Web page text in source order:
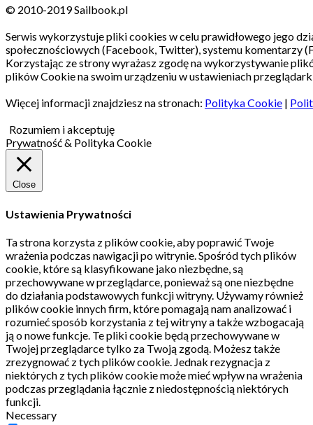
© 2010-2019 Sailbook.pl
Serwis wykorzystuje pliki cookies w celu prawidłowego jego
społecznościowych (Facebook, Twitter), systemu komentarzy
Korzystając ze strony wyrażasz zgodę na wykorzystywanie
plików Cookie na swoim urządzeniu w ustawieniach
Więcej informacji znajdziesz na stronach: Polityka Cookie |
Rozumiem i akceptuję
Prywatność & Polityka Cookie
Close
Ustawienia Prywatności
Ta strona korzysta z plików cookie, aby poprawić Twoje
wrażenia podczas nawigacji po witrynie.Spośród tych plików
cookie, które są klasyfikowane jako niezbędne, są
przechowywane w przeglądarce, ponieważ są one niezbędne
do działania podstawowych funkcji witryny. Używamy również
plików cookie innych firm, które pomagają nam analizować i
rozumieć sposób korzystania z tej witryny a także wzbogacają
ją o nowe funkcje. Te pliki cookie będą przechowywane w
Twojej przeglądarce tylko za Twoją zgodą. Możesz także
zrezygnować z tych plików cookie. Jednak rezygnacja z
niektórych z tych plików cookie może mieć wpływ na wrażenia
podczas przeglądania łącznie z niedostępnością niektórych
funkcji.
Necessary